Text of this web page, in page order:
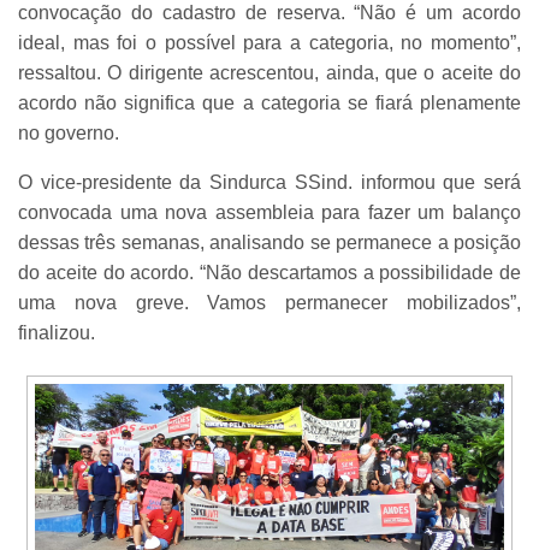
convocação do cadastro de reserva. “Não é um acordo
ideal, mas foi o possível para a categoria, no momento”,
ressaltou. O dirigente acrescentou, ainda, que o aceite do
acordo não significa que a categoria se fiará plenamente
no governo.
O vice-presidente da Sindurca SSind. informou que será
convocada uma nova assembleia para fazer um balanço
dessas três semanas, analisando se permanece a posição
do aceite do acordo. “Não descartamos a possibilidade de
uma nova greve. Vamos permanecer mobilizados”,
finalizou.